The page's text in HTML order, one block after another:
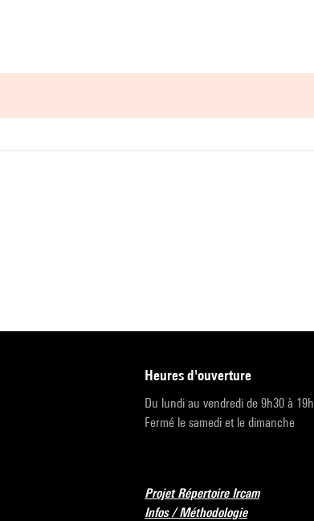
heures d'ouverture
Du lundi au vendredi de 9h30 à 19h
Fermé le samedi et le dimanche
Projet Répertoire Ircam
Infos / Méthodologie